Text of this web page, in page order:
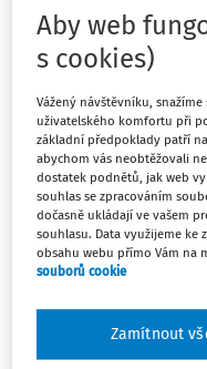
Tento
Díky
Aby web
s cookies)
Vážený návštěvníku,
uživatelského komfortu při
základní předpoklady patří
abychom vás neobtěžovali
dostatek podnětů, jak web
souhlas se zpracováním
dočasně ukládají ve vašem
souhlasu. Data využijeme ke
obsahu webu přímo Vám na
souborů cookie
Zamítnout